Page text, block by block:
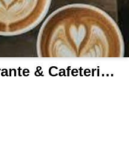
Restaurante & Cafeteria Selecta